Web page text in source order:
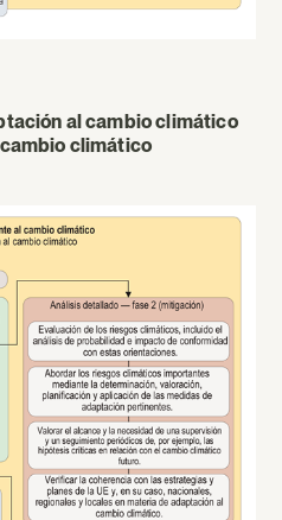
al cambio climático
climático